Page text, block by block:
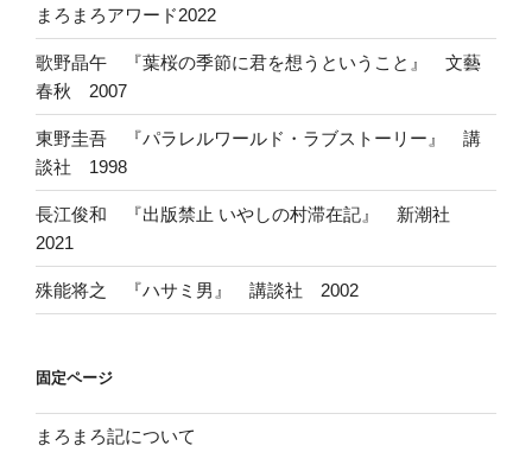
まろまろアワード2022
歌野晶午 『葉桜の季節に君を想うということ』 文藝
春秋 2007
東野圭吾 『パラレルワールド・ラブストーリー』 講
談社 1998
長江俊和 『出版禁止 いやしの村滞在記』 新潮社
2021
殊能将之 『ハサミ男』 講談社 2002
固定ページ
まろまろ記について